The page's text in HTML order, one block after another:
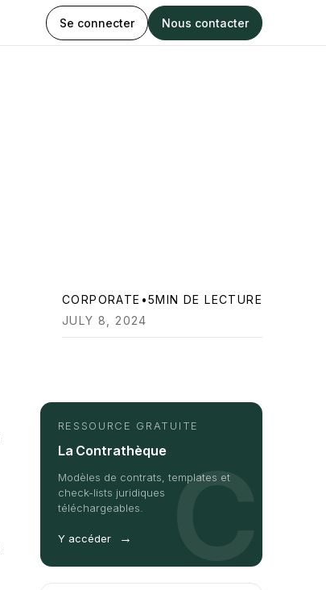
Se connecter Nous contacter
CORPORATE •5MIN DE LECTURE
JULY 8, 2024
RESSOURCE GRATUITE
La Contrathèque
Modèles de contrats, templates et
check-lists juridiques
téléchargeables.
Y accéder → C